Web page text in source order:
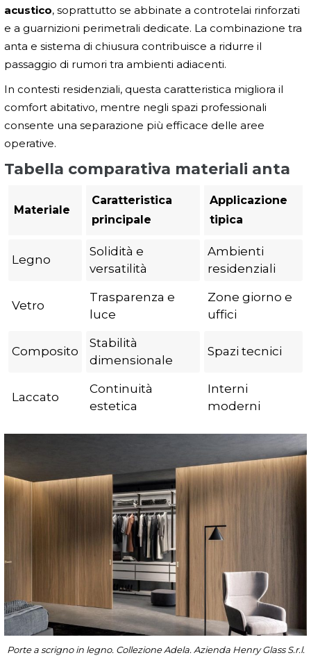
acustico, soprattutto se abbinate a controtelai rinforzati
e a guarnizioni perimetrali dedicate. La combinazione tra
anta e sistema di chiusura contribuisce a ridurre il
passaggio di rumori tra ambienti adiacenti.
In contesti residenziali, questa caratteristica migliora il
comfort abitativo, mentre negli spazi professionali
consente una separazione più efficace delle aree
operative.
Tabella comparativa materiali anta
Materiale
Caratteristica
principale
Applicazione
tipica
Legno
Solidità e
versatilità
Ambienti
residenziali
Vetro
Trasparenza e
luce
Zone giorno e
uffici
Composito
Stabilità
dimensionale
Spazi tecnici
Laccato
Continuità
estetica
Interni
moderni
Porte a scrigno in legno. Collezione Adela. Azienda Henry Glass S.r.l.